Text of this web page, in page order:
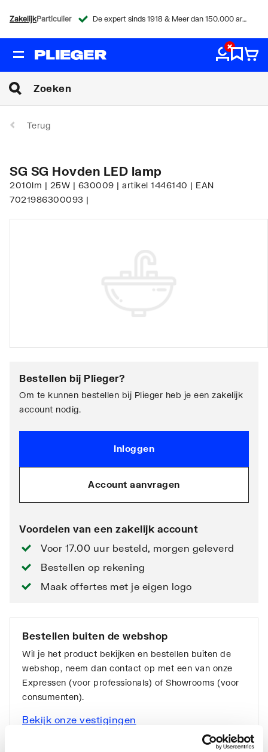
ZakelijkParticulier De expert sinds 1918 & Meer dan 150.000 artikelen
Terug
SG SG Hovden LED lamp
2010lm | 25W | 630009 | artikel 1446140 | EAN
7021986300093 |
Bestellen bij Plieger?
Om te kunnen bestellen bij Plieger heb je een zakelijk
account nodig.
Inloggen
Account aanvragen
Voordelen van een zakelijk account
Voor 17.00 uur besteld, morgen geleverd
Bestellen op rekening
Maak offertes met je eigen logo
Bestellen buiten de webshop
Wil je het product bekijken en bestellen buiten de
webshop, neem dan contact op met een van onze
Expressen (voor professionals) of Showrooms (voor
consumenten).
Bekijk onze vestigingen